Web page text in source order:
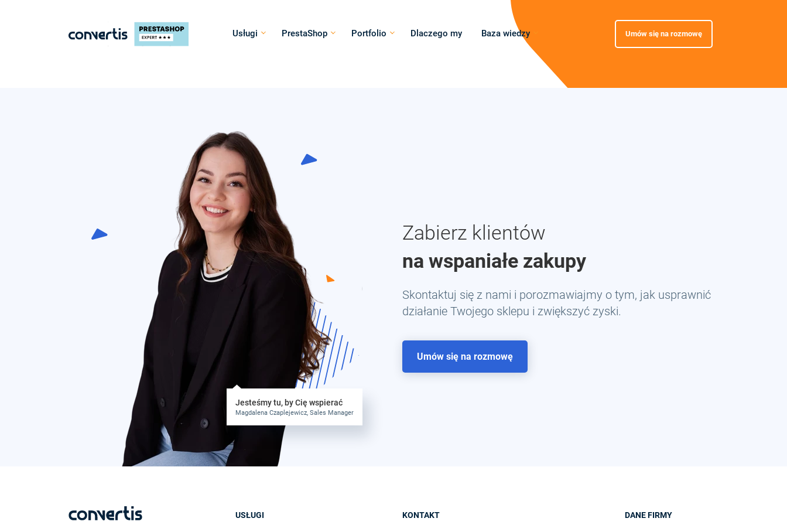
Usługi PrestaShop Portfolio Dlaczego my Baza wiedzy Umów się na rozmowę
Zabierz klientów
na wspaniałe zakupy
Skontaktuj się z nami i porozmawiajmy o tym, jak usprawnić
działanie Twojego sklepu i zwiększyć zyski.
Umów się na rozmowę
Jesteśmy tu, by Cię wspierać
Magdalena Czaplejewicz, Sales Manager
USŁUGI KONTAKT DANE FIRMY